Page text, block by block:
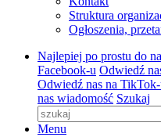
Struktura
Ogłoszenia,
Najlepiej po prostu do
Facebook-u Odwiedź
Odwiedź nas na
nas wiadomość Szukaj
Menu